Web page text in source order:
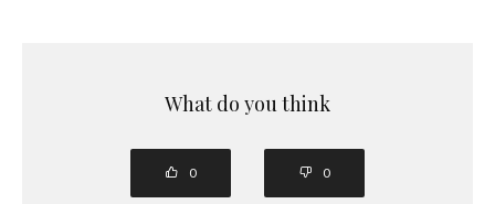
What do you think
0 0